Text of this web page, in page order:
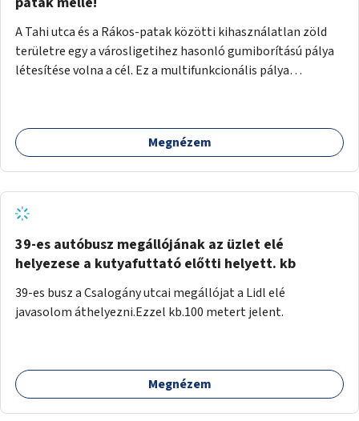
A Tahi utca és a Rákos-patak közötti kihasználatlan zöld
területre egy a városligetihez hasonló gumiborítású pálya
létesítése volna a cél. Ez a multifunkcionális pálya
Megnézem
39-es autóbusz megállójának az üzlet elé
helyezese a kutyafuttató előtti helyett. kb
39-es busz a Csalogány utcai megállójat a Lidl elé
javasolom áthelyezni.Ezzel kb.100 metert jelent.
Megnézem